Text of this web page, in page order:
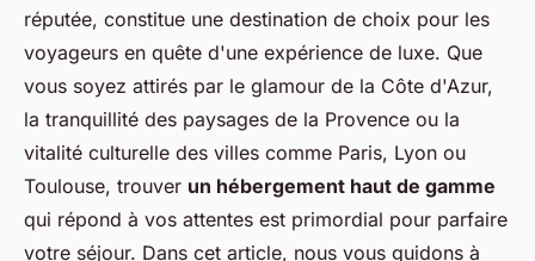
réputée, constitue une destination de choix pour les
voyageurs en quête d'une expérience de luxe. Que
vous soyez attirés par le glamour de la Côte d'Azur,
la tranquillité des paysages de la Provence ou la
vitalité culturelle des villes comme Paris, Lyon ou
Toulouse, trouver un hébergement haut de gamme
qui répond à vos attentes est primordial pour parfaire
votre séjour. Dans cet article, nous vous guidons à